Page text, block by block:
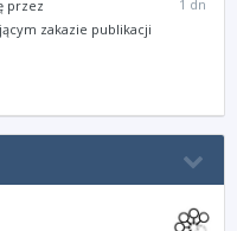
przez
zakazie publikacji